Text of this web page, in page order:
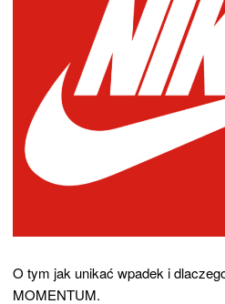
O tym jak unikać wpadek i
MOMENTUM.